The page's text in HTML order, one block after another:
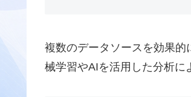
複数のデータソースを効果
械学習やAIを活用した分析に